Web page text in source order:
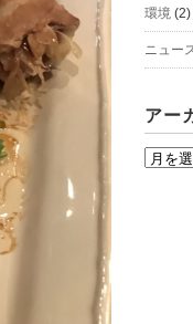
環境 (2)
ニュー
アー
ア